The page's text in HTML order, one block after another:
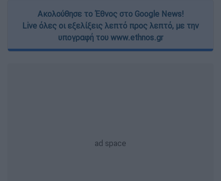
Ακολούθησε το Έθνος στο Google News!
Live όλες οι εξελίξεις λεπτό προς λεπτό, με την
υπογραφή του www.ethnos.gr